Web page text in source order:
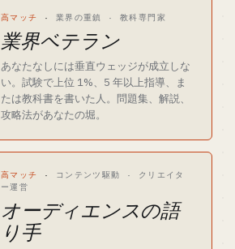
高マッチ · 業界の重鎮 · 教科専門家
業界ベテラン
あなたなしには垂直ウェッジが成立しな
い。試験で上位 1%、5 年以上指導、ま
たは教科書を書いた人。問題集、解説、
攻略法があなたの堀。
高マッチ · コンテンツ駆動 · クリエイタ
ー運営
オーディエンスの語
り手